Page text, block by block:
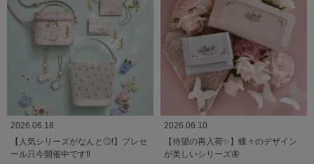
2026.06.18
【人気シリーズがなんと🙄!】プレセ
ール只今開催中です‼︎
2026.06.10
【待望の再入荷✨】蝶々のデザイン
が美しいシリーズ🦋